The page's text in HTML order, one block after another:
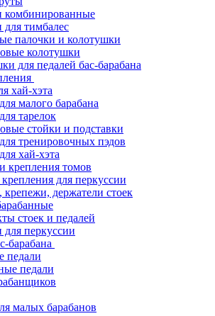
комбинированные
тимбалес
палочки и колотушки
колотушки
для педалей бас-барабана
хай-хэта
малого барабана
тарелок
стойки и подставки
тренировочных пэдов
хай-хэта
крепления томов
для перкуссии
держатели стоек
стоек и педалей
перкуссии
барабана
педали
педали
малых барабанов